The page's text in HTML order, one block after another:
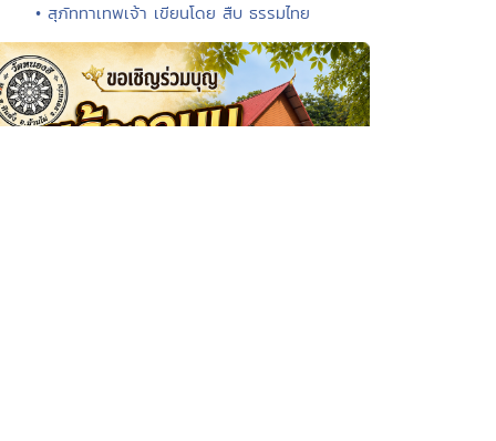
• สุภัททาเทพเจ้า เขียนโดย สืบ ธรรมไทย